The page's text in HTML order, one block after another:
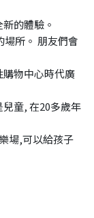
的體驗。
所。 朋友們會
物中心時代廣
童, 在20多歲年
場,可以給孩子